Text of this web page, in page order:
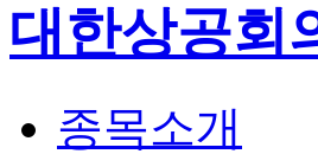
대한상공회
종목소개